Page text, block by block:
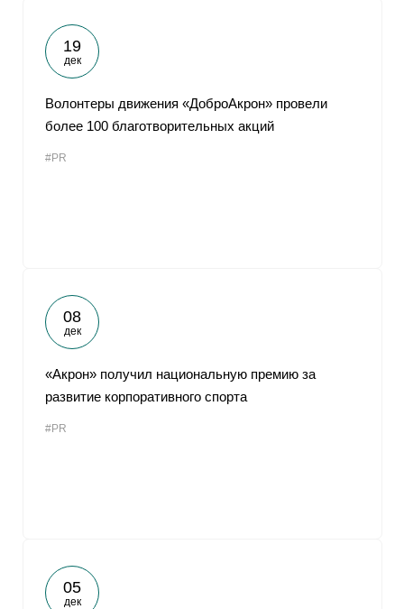
19
дек
Волонтеры движения «ДоброАкрон» провели
более 100 благотворительных акций
#PR
08
дек
«Акрон» получил национальную премию за
развитие корпоративного спорта
#PR
05
дек